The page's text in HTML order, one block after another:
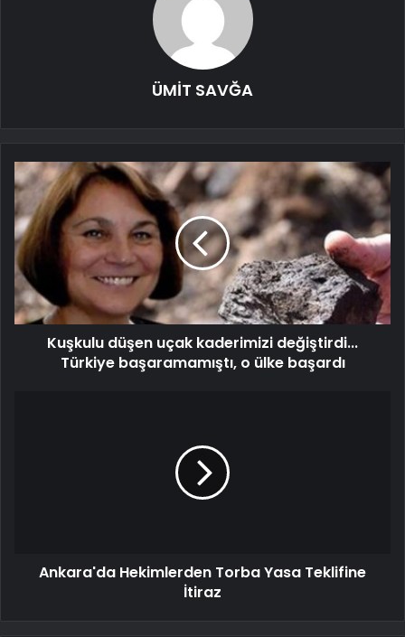
ÜMİT SAVĞA
Kuşkulu düşen uçak kaderimizi değiştirdi...
Türkiye başaramamıştı, o ülke başardı
Ankara'da Hekimlerden Torba Yasa Teklifine
İtiraz